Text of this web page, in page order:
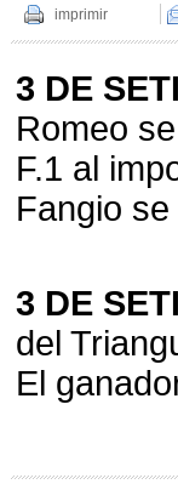
imprimir
3 DE
Romeo
F.1 al
Fangio
3 DE
del
El